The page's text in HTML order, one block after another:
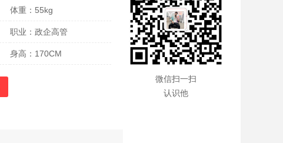
微信扫一扫
认识他
体重：55kg
职业：政企高管
身高：170CM